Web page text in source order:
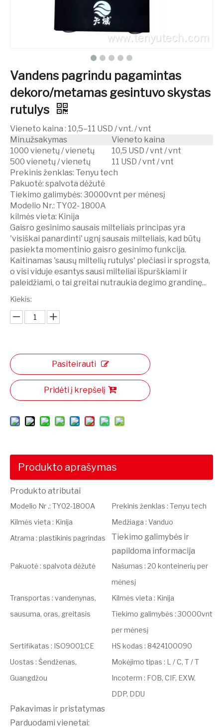
Vandens pagrindu pagamintas
dekoro/metamas gesintuvo skystas
rutulys
Vieneto kaina : 10,5–11 USD / vnt. / vnt
Min.užsakymas
Vieneto kaina
1000 vienetų / vienetų
10,5 USD / vnt / vnt
500 vienetų / vienetų
11 USD / vnt / vnt
Prekinis ženklas: Tenyu tech
Pakuotė: spalvota dėžutė
Tiekimo galimybės: 30000vnt per mėnesį
Modelio Nr.: TY02- 1800A
kilmės vieta: Kinija
Gaisro gesinimo sausais milteliais principas yra
'visiškai panardinti' ugnį sausais milteliais, kad būtų
pasiekta momentinio gaisro gesinimo funkcija.
Kaitinamas 'sausų miltelių rutulys' plečiasi ir sprogsta,
o visi viduje esantys sausi milteliai išpurškiami ir
paleidžiami, o tai greitai nutraukia degimo grandinę...
Kiekis:
Pasiteirauti
Pridėti į krepšelį
Produkto aprašymas
Produkto atributai
Modelio Nr .: TY02-1800A Prekinis ženklas : Tenyu tech
Kilmės vieta : Kinija Medžiaga : Vanduo
Atrama : plastikinis pagrindas
Tiekimo galimybės ir
papildoma informacija
Pakuotė: spalvota dėžutė Našumas : 20 konteinerių per
mėnesį
Transportas : vandenynas,
sausuma, oras, greitasis
Kilmės vieta : Kinija
Tiekimo galimybės :30000vnt
per mėnesį
Sertifikatas : ISO9001;CE HS kodas : 8424100090
Uostas : Šendženas,
Guangdžou
Mokėjimo tipas : L / C, T / T
Incoterm : FOB, CIF, EXW,
DDP, DDU
Pakavimas ir pristatymas
Parduodami vienetai: